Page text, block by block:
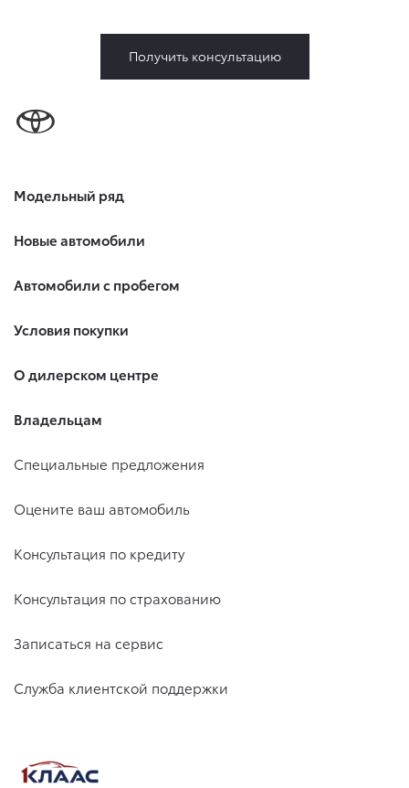
5. Данное Согласие действует до момента достижения
цели обработки, указанной в настоящем Согласии.
Я осведомлен, что Общество будет обрабатывать данные
своего согласия на обработку по истечении 10 лет с тем,
чтобы гарантировать, что оно соответствует моим
письменного заявления Обществу заказным почтовым
ТПЗ «Алтуфьево», вл. 5, стр. 1.
Получить консультацию
Модельный ряд
Новые автомобили
Автомобили с пробегом
Условия покупки
О дилерском центре
Владельцам
Специальные предложения
Оцените ваш автомобиль
Консультация по кредиту
Консультация по страхованию
Записаться на сервис
Служба клиентской поддержки